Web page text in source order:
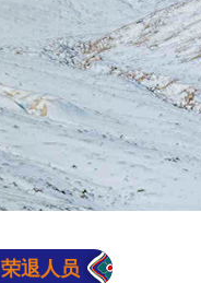
荣退人员